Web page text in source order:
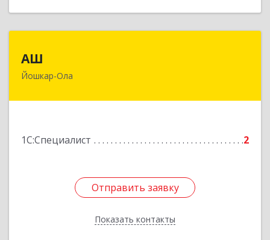
АШ
Йошкар-Ола
1С:Специалист 2
Отправить заявку
Показать контакты
424020, Марий Эл Респ, Йошкар-Ола г,
Отправить заявку
Назад